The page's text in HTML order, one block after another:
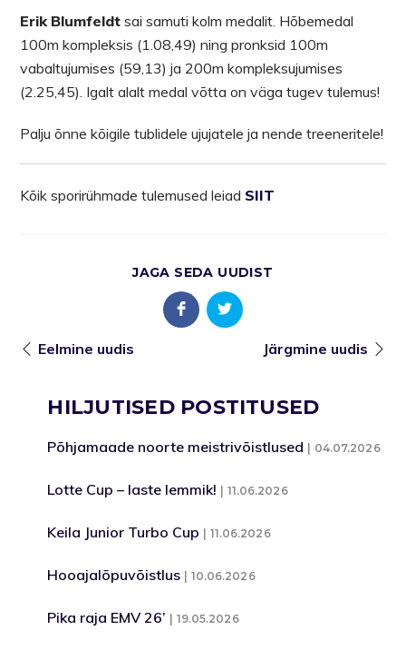
Erik Blumfeldt sai samuti kolm medalit. Hõbemedal
100m kompleksis (1.08,49) ning pronksid 100m
vabaltujumises (59,13) ja 200m kompleksujumises
(2.25,45). Igalt alalt medal võtta on väga tugev tulemus!
Palju õnne kõigile tublidele ujujatele ja nende treeneritele!
Kõik sporirühmade tulemused leiad SIIT
JAGA SEDA UUDIST
Eelmine uudis Järgmine uudis
HILJUTISED POSTITUSED
Põhjamaade noorte meistrivõistlused 04.07.2026
Lotte Cup – laste lemmik! 11.06.2026
Keila Junior Turbo Cup 11.06.2026
Hooajalõpuvõistlus 10.06.2026
Pika raja EMV 26’ 19.05.2026